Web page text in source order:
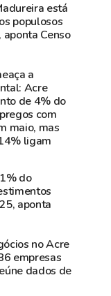
está
populosos
Censo
a
Acre
de 4% do
com
maio, mas
ligam
do
aponta
no Acre
empresas
dados de